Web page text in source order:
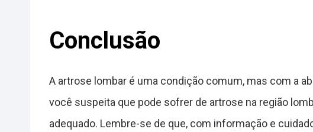
Conclusão
A artrose lombar é uma condição comum, mas com a
você suspeita que pode sofrer de artrose na região
adequado. Lembre-se de que, com informação e